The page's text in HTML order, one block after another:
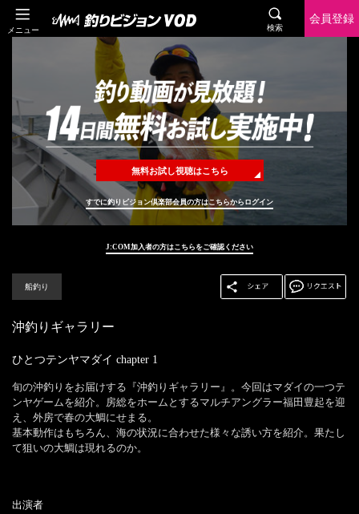
メニュー 検索
会員登録
無料お試し視聴はこちら
すでに釣りビジョン倶楽部会員の方はこちらからログイン
J:COM加入者の方はこちらをご確認ください
船釣り
沖釣りギャラリー
ひとつテンヤマダイ chapter 1
旬の沖釣りをお届けする『沖釣りギャラリー』。今回はマダイの一つテ
ンヤゲームを紹介。房総をホームとするマルチアングラー福田豊起を迎
え、外房で春の大鯛にせまる。
基本動作はもちろん、海の状況に合わせた様々な誘い方を紹介。果たし
出演者